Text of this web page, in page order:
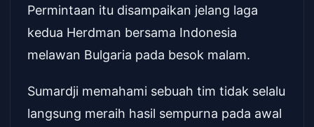
Permintaan itu disampaikan jelang laga
kedua Herdman bersama Indonesia
melawan Bulgaria pada besok malam.
Sumardji memahami sebuah tim tidak selalu
langsung meraih hasil sempurna pada awal